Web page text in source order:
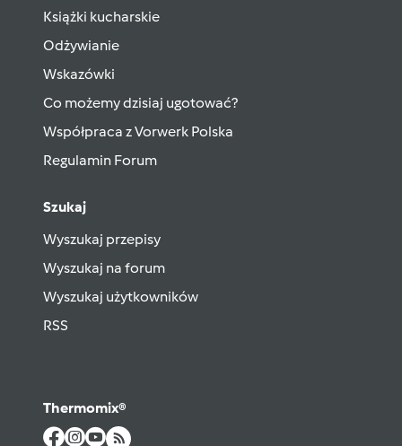
Książki kucharskie
Odżywianie
Wskazówki
Co możemy dzisiaj ugotować?
Współpraca z Vorwerk Polska
Regulamin Forum
Szukaj
Wyszukaj przepisy
Wyszukaj na forum
Wyszukaj użytkowników
RSS
Thermomix®